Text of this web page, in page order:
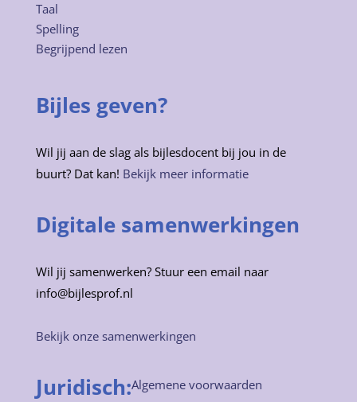
Taal
Spelling
Begrijpend lezen
Bijles geven?
Wil jij aan de slag als bijlesdocent bij jou in de
buurt? Dat kan! Bekijk meer informatie
Digitale samenwerkingen
Wil jij samenwerken? Stuur een email naar
info@bijlesprof.nl
Bekijk onze samenwerkingen
Juridisch:Algemene voorwaarden